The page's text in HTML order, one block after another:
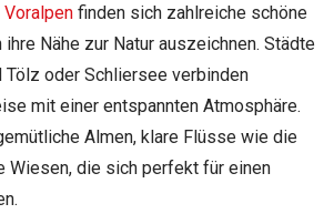
Voralpen finden sich zahlreiche schöne
Nähe zur Natur auszeichnen. Städte
Tölz oder Schliersee verbinden
mit einer entspannten Atmosphäre.
Almen, klare Flüsse wie die
Wiesen, die sich perfekt für einen